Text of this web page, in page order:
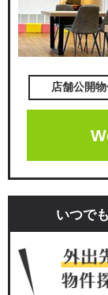
店舗公開
いつで